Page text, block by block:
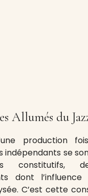
Allumés du
production
indépendants se
constitutifs,
dont
C’est cette